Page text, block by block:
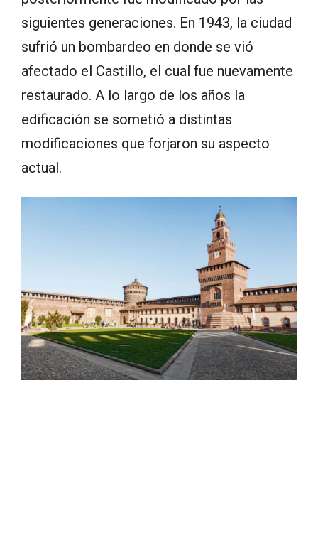
siguientes generaciones. En 1943, la ciudad
sufrió un bombardeo en donde se vió
afectado el Castillo, el cual fue nuevamente
restaurado. A lo largo de los años la
edificación se sometió a distintas
modificaciones que forjaron su aspecto
actual.